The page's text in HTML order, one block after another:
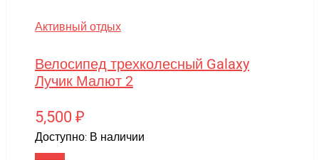
Активный отдых
Велосипед трехколесный Galaxy
Лучик Малют 2
5,500 ₽
Доступно: В наличии